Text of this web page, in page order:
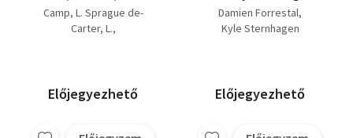
a pusztító, Terrano
űrkolónia, Worluk
Éjszárnyak,
Boszorkányvilág, Ivrel
Excalibur,Camelot
Camp, L. Sprague de-
Carter, L.
Jeffrey Stone
Előjegyezhető
Damien Forrestal
Kyle Sternhagen
Előjegyezhető